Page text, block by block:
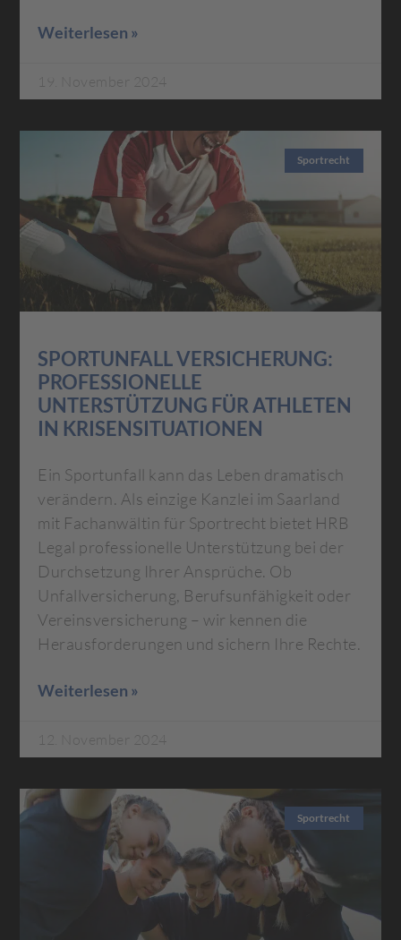
Weiterlesen »
19. November 2024
Sportrecht
SPORTUNFALL VERSICHERUNG:
PROFESSIONELLE
UNTERSTÜTZUNG FÜR ATHLETEN
IN KRISENSITUATIONEN
Ein Sportunfall kann das Leben dramatisch
verändern. Als einzige Kanzlei im Saarland
mit Fachanwältin für Sportrecht bietet HRB
Legal professionelle Unterstützung bei der
Durchsetzung Ihrer Ansprüche. Ob
Unfallversicherung, Berufsunfähigkeit oder
Vereinsversicherung – wir kennen die
Herausforderungen und sichern Ihre Rechte.
Weiterlesen »
12. November 2024
Sportrecht